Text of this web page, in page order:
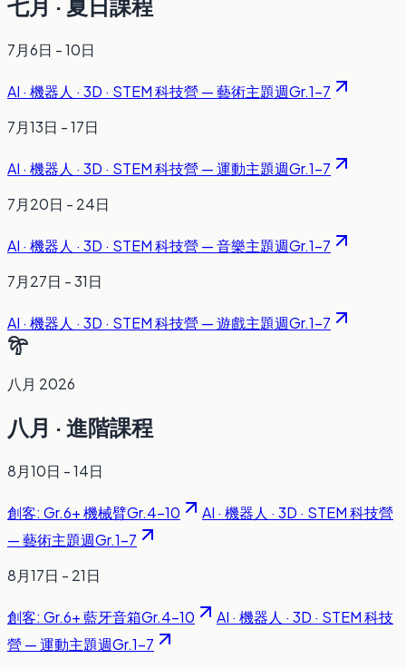
七月 · 夏日課程
7月6日 - 10日
AI · 機器人 · 3D · STEM 科技營 — 藝術主題週Gr.1-7
7月13日 - 17日
AI · 機器人 · 3D · STEM 科技營 — 運動主題週Gr.1-7
7月20日 - 24日
AI · 機器人 · 3D · STEM 科技營 — 音樂主題週Gr.1-7
7月27日 - 31日
AI · 機器人 · 3D · STEM 科技營 — 遊戲主題週Gr.1-7
八月 2026
八月 · 進階課程
8月10日 - 14日
創客: Gr.6+ 機械臂Gr.4-10
AI · 機器人 · 3D · STEM 科技營
— 藝術主題週Gr.1-7
8月17日 - 21日
創客: Gr.6+ 藍牙音箱Gr.4-10
AI · 機器人 · 3D · STEM 科技
營 — 運動主題週Gr.1-7